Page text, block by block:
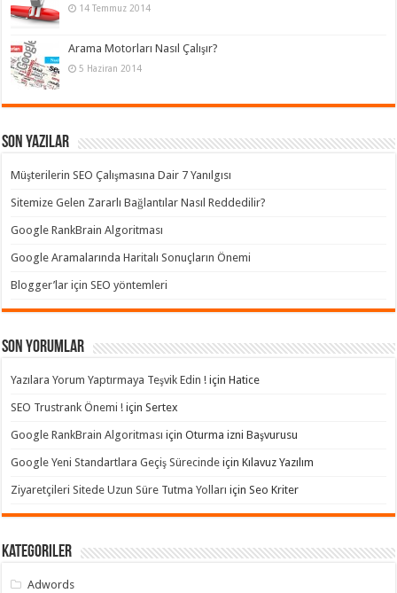
14 Temmuz 2014
Arama Motorları Nasıl Çalışır?
5 Haziran 2014
Son Yazılar
Müşterilerin SEO Çalışmasına Dair 7 Yanılgısı
Sitemize Gelen Zararlı Bağlantılar Nasıl Reddedilir?
Google RankBrain Algoritması
Google Aramalarında Haritalı Sonuçların Önemi
Blogger’lar için SEO yöntemleri
Son yorumlar
Yazılara Yorum Yaptırmaya Teşvik Edin ! içinHatice
SEO Trustrank Önemi ! içinSertex
Google RankBrain Algoritması içinOturma izni Başvurusu
Google Yeni Standartlara Geçiş Sürecinde içinKılavuz Yazılım
Ziyaretçileri Sitede Uzun Süre Tutma Yolları içinSeo Kriter
Kategoriler
Adwords